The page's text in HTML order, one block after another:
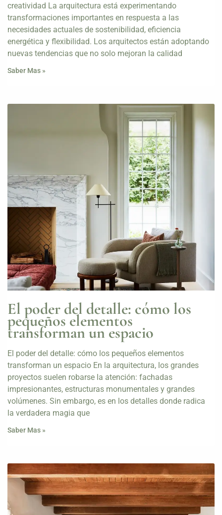
creatividad La arquitectura está experimentando
transformaciones importantes en respuesta a las
necesidades actuales de sostenibilidad, eficiencia
energética y flexibilidad. Los arquitectos están adoptando
nuevas tendencias que no solo mejoran la calidad
Saber Mas »
El poder del detalle: cómo los
pequeños elementos
transforman un espacio
El poder del detalle: cómo los pequeños elementos
transforman un espacio En la arquitectura, los grandes
proyectos suelen robarse la atención: fachadas
impresionantes, estructuras monumentales y grandes
volúmenes. Sin embargo, es en los detalles donde radica
la verdadera magia que
Saber Mas »